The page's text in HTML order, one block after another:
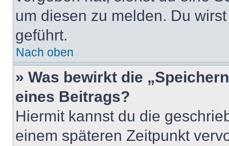
um diesen zu melden. Du
geführt.
Nach oben
» Was bewirkt die
eines Beitrags?
Hiermit kannst du die
einem späteren Zeitpunkt